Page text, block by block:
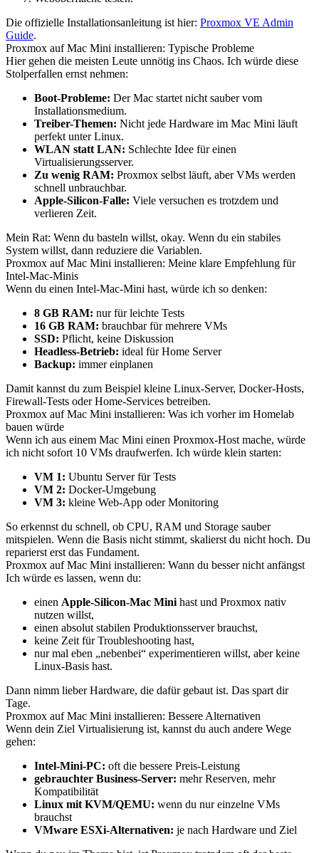
Die offizielle Installationsanleitung ist hier: Proxmox VE Admin
Guide.
Proxmox auf Mac Mini installieren: Typische Probleme
Hier gehen die meisten Leute unnötig ins Chaos. Ich würde diese
Stolperfallen ernst nehmen:
Boot-Probleme: Der Mac startet nicht sauber vom
Installationsmedium.
Treiber-Themen: Nicht jede Hardware im Mac Mini läuft
perfekt unter Linux.
WLAN statt LAN: Schlechte Idee für einen
Virtualisierungsserver.
Zu wenig RAM: Proxmox selbst läuft, aber VMs werden
schnell unbrauchbar.
Apple-Silicon-Falle: Viele versuchen es trotzdem und
verlieren Zeit.
Mein Rat: Wenn du basteln willst, okay. Wenn du ein stabiles
System willst, dann reduziere die Variablen.
Proxmox auf Mac Mini installieren: Meine klare Empfehlung für
Intel-Mac-Minis
Wenn du einen Intel-Mac-Mini hast, würde ich so denken:
8 GB RAM: nur für leichte Tests
16 GB RAM: brauchbar für mehrere VMs
SSD: Pflicht, keine Diskussion
Headless-Betrieb: ideal für Home Server
Backup: immer einplanen
Damit kannst du zum Beispiel kleine Linux-Server, Docker-Hosts,
Firewall-Tests oder Home-Services betreiben.
Proxmox auf Mac Mini installieren: Was ich vorher im Homelab
bauen würde
Wenn ich aus einem Mac Mini einen Proxmox-Host mache, würde
ich nicht sofort 10 VMs draufwerfen. Ich würde klein starten:
VM 1: Ubuntu Server für Tests
VM 2: Docker-Umgebung
VM 3: kleine Web-App oder Monitoring
So erkennst du schnell, ob CPU, RAM und Storage sauber
mitspielen. Wenn die Basis nicht stimmt, skalierst du nicht hoch. Du
reparierst erst das Fundament.
Proxmox auf Mac Mini installieren: Wann du besser nicht anfängst
Ich würde es lassen, wenn du:
einen Apple-Silicon-Mac Mini hast und Proxmox nativ
nutzen willst,
einen absolut stabilen Produktionsserver brauchst,
keine Zeit für Troubleshooting hast,
nur mal eben „nebenbei“ experimentieren willst, aber keine
Linux-Basis hast.
Dann nimm lieber Hardware, die dafür gebaut ist. Das spart dir
Tage.
Proxmox auf Mac Mini installieren: Bessere Alternativen
Wenn dein Ziel Virtualisierung ist, kannst du auch andere Wege
gehen:
Intel-Mini-PC: oft die bessere Preis-Leistung
gebrauchter Business-Server: mehr Reserven, mehr
Kompatibilität
Linux mit KVM/QEMU: wenn du nur einzelne VMs
brauchst
VMware ESXi-Alternativen: je nach Hardware und Ziel